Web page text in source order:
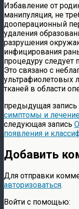
Избавление от
манипуляция, не
дооперационный
удаления
разрушения
инфицирования
процедуру следует
Это связано с
ультрафиолетовых
тканей в области
предыдущая запись
симптомы и
следующая запись
появления и
Добавить
Для отправки
авторизоваться.
Войти с помощью: